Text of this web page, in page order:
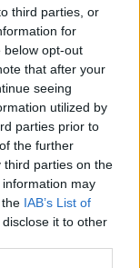
third parties, or
for
below opt-out
that after your
seeing
utilized by
parties prior to
the further
third parties on the
information may
IAB’s List of
it to other
Νάγκετς ο Λόνι
α' εξάμηνο – Στα 734